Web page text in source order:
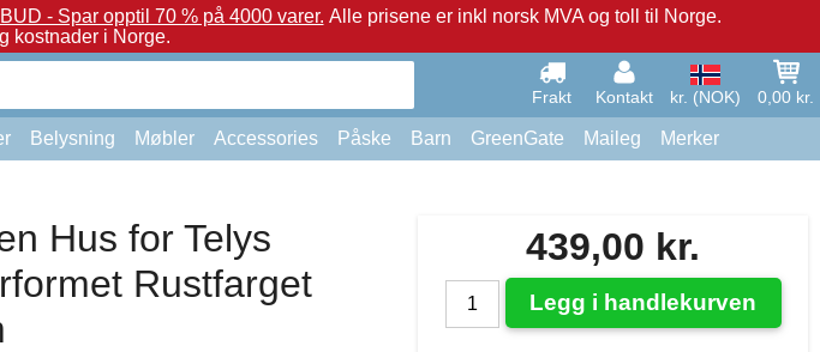
- Spar opptil 70 % på 4000 varer. Alle prisene er inkl norsk MVA og toll til Norge.
kostnader i Norge.
Frakt Kontakt kr. (NOK) 0,00 kr.
Belysning Møbler Accessories Påske Barn GreenGate Maileg Merker
439,00 kr.
Legg i handlekurven
Hus for Telys
Rustfarget